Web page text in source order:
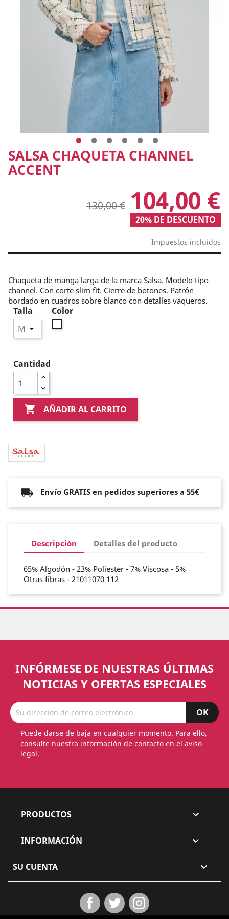
SALSA CHAQUETA CHANNEL
ACCENT
130,00 € 104,00 €
20% DE DESCUENTO
Impuestos incluidos
Chaqueta de manga larga de la marca Salsa. Modelo tipo
channel. Con corte slim fit. Cierre de botones. Patrón
bordado en cuadros sobre blanco con detalles vaqueros.
Talla Color
Cantidad
 AÑADIR AL CARRITO
Envío GRATIS en pedidos superiores a 55€
Descripción Detalles del producto
65% Algodón - 23% Poliester - 7% Viscosa - 5%
Otras fibras - 21011070 112
INFÓRMESE DE NUESTRAS ÚLTIMAS
NOTICIAS Y OFERTAS ESPECIALES
Puede darse de baja en cualquier momento. Para ello,
consulte nuestra información de contacto en el aviso
legal.
PRODUCTOS 
INFORMACIÓN 
SU CUENTA 
FacebookTwitter